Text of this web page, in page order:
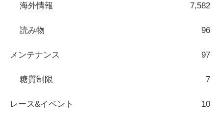
海外情報 7,582
読み物 96
メンテナンス 97
糖質制限 7
レース&イベント 10